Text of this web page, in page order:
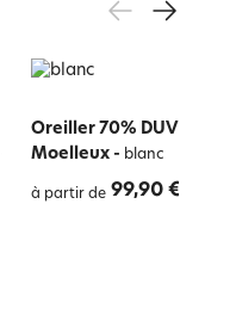
Oreiller 70% DUVET
Moelleux- blanc
à partir de 99,90 €